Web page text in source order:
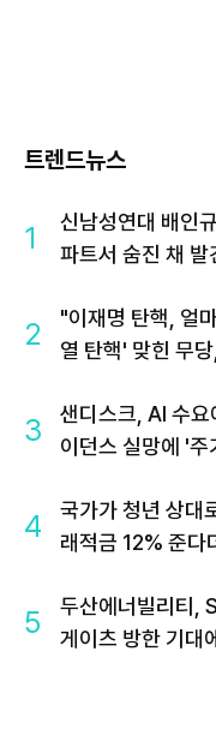
트렌드뉴스
1
신남성연대 배인
파트서 숨진 채 발
2
"이재명 탄핵, 얼
열 탄핵' 맞힌 무
3
샌디스크, AI 수
이던스 실망에 '주
4
국가가 청년 상대
래적금 12% 준다
5
두산에너빌리티,
게이츠 방한 기대